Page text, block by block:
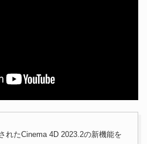
れたCinema 4D 2023.2の新機能を